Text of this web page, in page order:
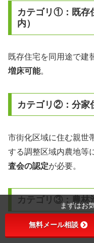
カテゴリ①：既存
内）
既存住宅を同用途で建
増床可能。
カテゴリ②：分家
市街化区域に住む親世
する調整区域内農地等
査会の認定が必要。
カテゴリ③：農林
農業者が自ら使用する
まずはお
無料メール相談